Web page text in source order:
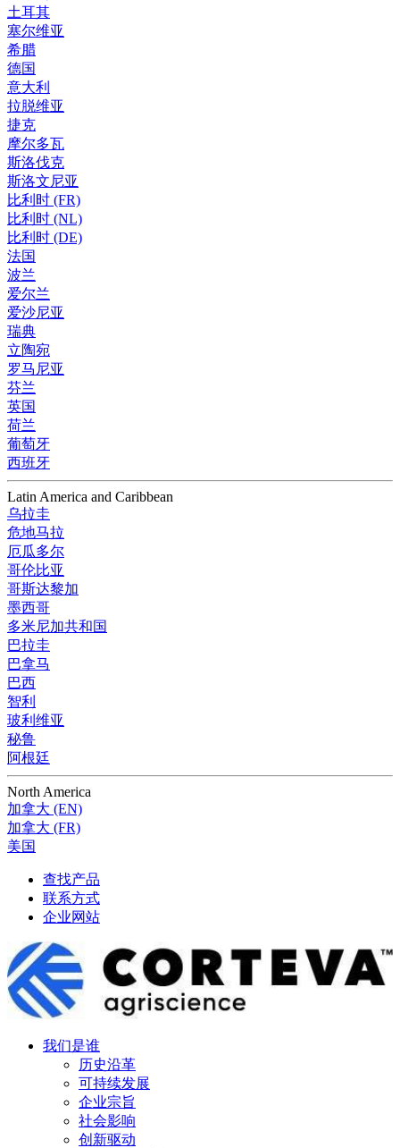
土耳其
塞尔维亚
希腊
德国
意大利
拉脱维亚
捷克
摩尔多瓦
斯洛伐克
斯洛文尼亚
比利时 (FR)
比利时 (NL)
比利时 (DE)
法国
波兰
爱尔兰
爱沙尼亚
瑞典
立陶宛
罗马尼亚
芬兰
英国
荷兰
葡萄牙
西班牙
Latin America and Caribbean
乌拉圭
危地马拉
厄瓜多尔
哥伦比亚
哥斯达黎加
墨西哥
多米尼加共和国
巴拉圭
巴拿马
巴西
智利
玻利维亚
秘鲁
阿根廷
North America
加拿大 (EN)
加拿大 (FR)
美国
查找产品
联系方式
企业网站
我们是谁
历史沿革
可持续发展
企业宗旨
社会影响
创新驱动